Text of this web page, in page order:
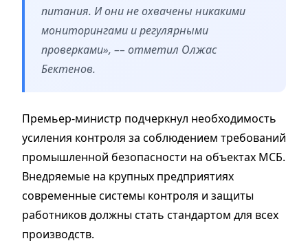
питания. И они не охвачены никакими
мониторингами и регулярными
проверками», –– отметил Олжас
Бектенов.
Премьер-министр подчеркнул необходимость
усиления контроля за соблюдением требований
промышленной безопасности на объектах МСБ.
Внедряемые на крупных предприятиях
современные системы контроля и защиты
работников должны стать стандартом для всех
производств.